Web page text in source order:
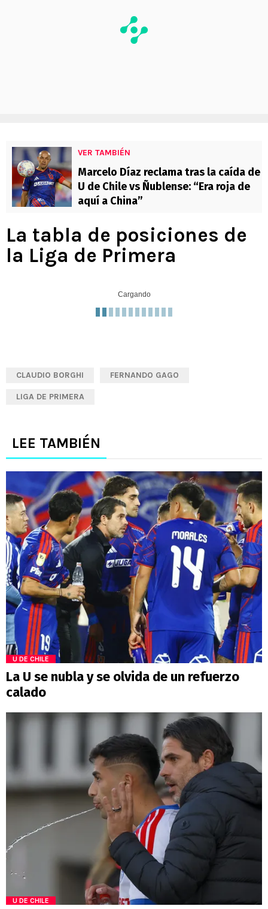
VER TAMBIÉN
Marcelo Díaz reclama tras la caída de
U de Chile vs Ñublense: “Era roja de
aquí a China”
La tabla de posiciones de
la Liga de Primera
Cargando
CLAUDIO BORGHI FERNANDO GAGO
LIGA DE PRIMERA
LEE TAMBIÉN
U DE CHILE
La U se nubla y se olvida de un refuerzo
calado
U DE CHILE